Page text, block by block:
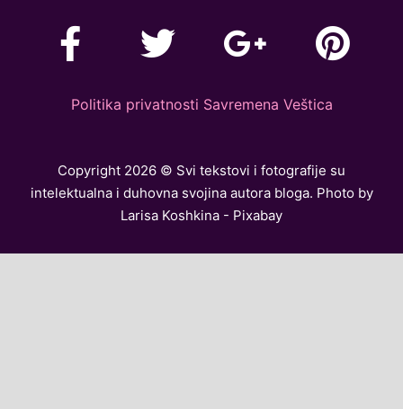
Politika privatnosti Savremena Veštica
Copyright 2026 © Svi tekstovi i fotografije su
intelektualna i duhovna svojina autora bloga. Photo by
Larisa Koshkina - Pixabay